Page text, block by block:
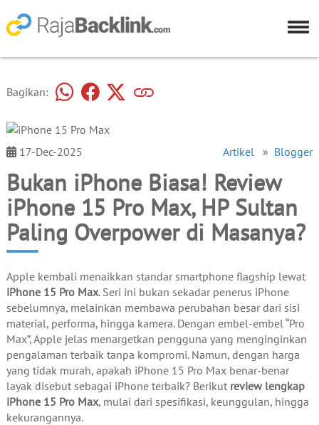
Bagikan:
17-Dec-2025 Artikel » Blogger
Bukan iPhone Biasa! Review
iPhone 15 Pro Max, HP Sultan
Paling Overpower di Masanya?
Apple kembali menaikkan standar smartphone flagship lewat
iPhone 15 Pro Max. Seri ini bukan sekadar penerus iPhone
sebelumnya, melainkan membawa perubahan besar dari sisi
material, performa, hingga kamera. Dengan embel-embel “Pro
Max”, Apple jelas menargetkan pengguna yang menginginkan
pengalaman terbaik tanpa kompromi. Namun, dengan harga
yang tidak murah, apakah iPhone 15 Pro Max benar-benar
layak disebut sebagai iPhone terbaik? Berikut review lengkap
iPhone 15 Pro Max, mulai dari spesifikasi, keunggulan, hingga
kekurangannya.